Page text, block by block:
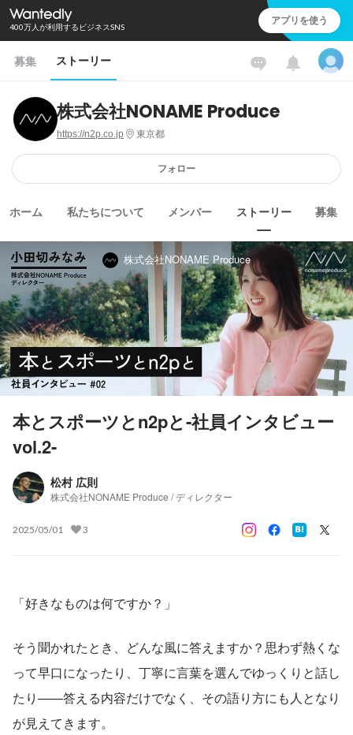
400万人が利用するビジネスSNS アプリを使う
募集 ストーリー
株式会社NONAME Produce
https://n2p.co.jp 東京都
フォロー
ホーム 私たちについて メンバー ストーリー 募集
株式会社NONAME Produce
本とスポーツとn2pと-社員インタビュー
vol.2-
松村 広則
株式会社NONAME Produce / ディレクター
2025/05/01 3
「好きなものは何ですか？」
そう聞かれたとき、どんな風に答えますか？思わず熱くな
って早口になったり、丁寧に言葉を選んでゆっくりと話し
たり——答える内容だけでなく、その語り方にも人となり
が見えてきます。